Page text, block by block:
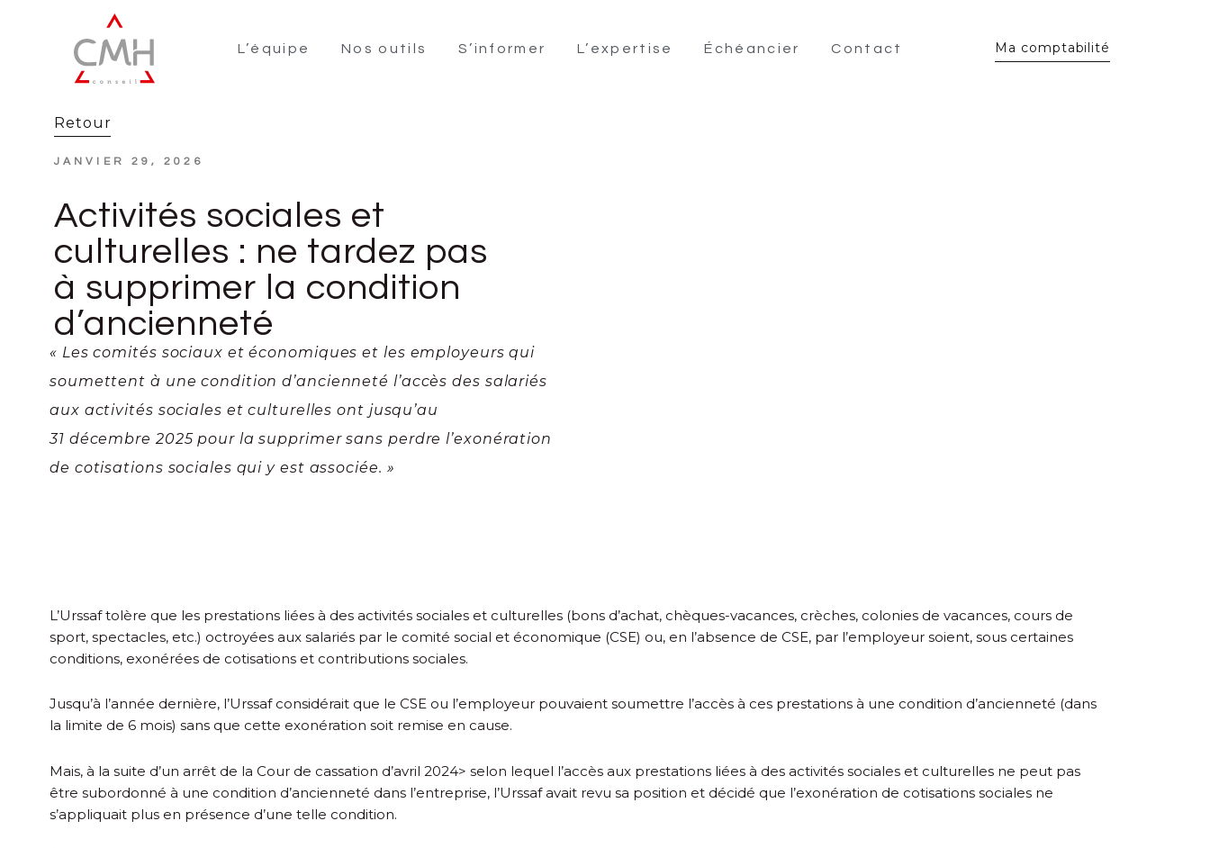
L’équipe Nos outils S’informer L’expertise Échéancier Contact Ma comptabilité
Retour
JANVIER 29, 2026
Activités sociales et
culturelles : ne tardez pas
à supprimer la condition
d’ancienneté
« Les comités sociaux et économiques et les employeurs qui
soumettent à une condition d’ancienneté l’accès des salariés
aux activités sociales et culturelles ont jusqu’au
31 décembre 2025 pour la supprimer sans perdre l’exonération
de cotisations sociales qui y est associée. »
L’Urssaf tolère que les prestations liées à des activités sociales et culturelles (bons d’achat, chèques-vacances, crèches, colonies de vacances, cours de
sport, spectacles, etc.) octroyées aux salariés par le comité social et économique (CSE) ou, en l’absence de CSE, par l’employeur soient, sous certaines
conditions, exonérées de cotisations et contributions sociales.
Jusqu’à l’année dernière, l’Urssaf considérait que le CSE ou l’employeur pouvaient soumettre l’accès à ces prestations à une condition d’ancienneté (dans
la limite de 6 mois) sans que cette exonération soit remise en cause.
Mais, à la suite d’un arrêt de la Cour de cassation d’avril 2024> selon lequel l’accès aux prestations liées à des activités sociales et culturelles ne peut pas
être subordonné à une condition d’ancienneté dans l’entreprise, l’Urssaf avait revu sa position et décidé que l’exonération de cotisations sociales ne
s’appliquait plus en présence d’une telle condition.